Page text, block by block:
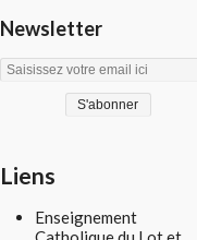
Newsletter
Liens
Enseignement